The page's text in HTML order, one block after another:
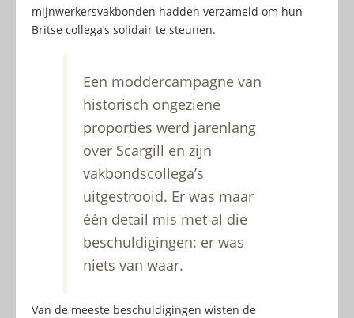
mijnwerkersvakbonden hadden verzameld om hun
Britse collega’s solidair te steunen.
Een moddercampagne van
historisch ongeziene
proporties werd jarenlang
over Scargill en zijn
vakbondscollega’s
uitgestrooid. Er was maar
één detail mis met al die
beschuldigingen: er was
niets van waar.
Van de meeste beschuldigingen wisten de